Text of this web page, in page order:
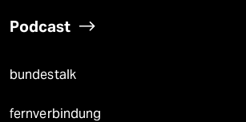
Podcast
bundestalk
fernverbindung